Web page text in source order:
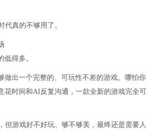
代真的不够用了。
低得多。
做出一个完整的、可玩性不差的游戏。哪怕你
花时间和AI反复沟通，一款全新的游戏完全可
但游戏好不好玩、够不够美，最终还是需要人